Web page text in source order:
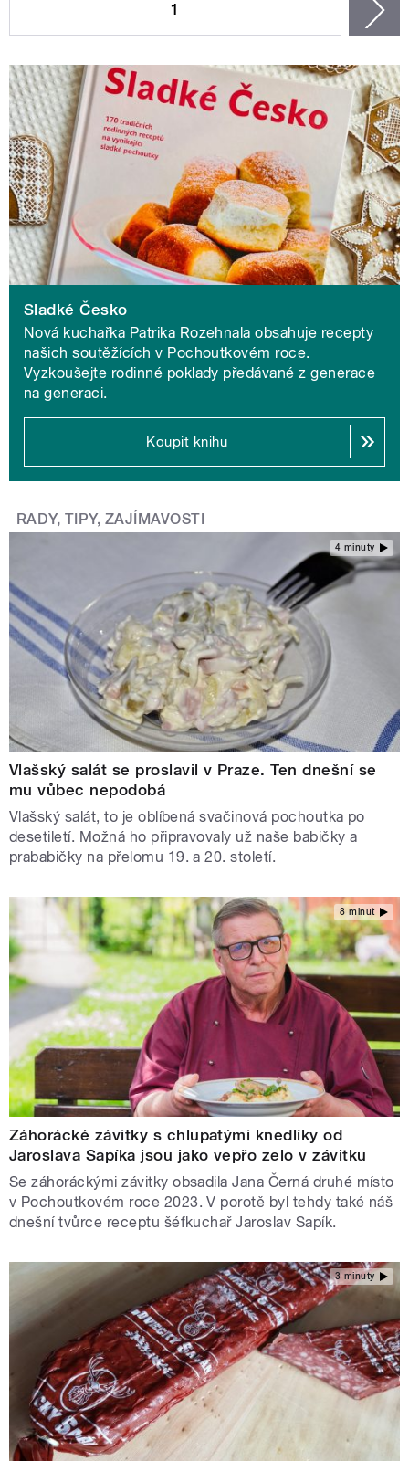
1
Sladké Česko
Nová kuchařka Patrika Rozehnala obsahuje recepty
našich soutěžících v Pochoutkovém roce.
Vyzkoušejte rodinné poklady předávané z generace
na generaci.
Koupit knihu
RADY, TIPY, ZAJÍMAVOSTI
4 minuty
Vlašský salát se proslavil v Praze. Ten dnešní se
mu vůbec nepodobá
Vlašský salát, to je oblíbená svačinová pochoutka po
desetiletí. Možná ho připravovaly už naše babičky a
prababičky na přelomu 19. a 20. století.
8 minut
Záhorácké závitky s chlupatými knedlíky od
Jaroslava Sapíka jsou jako vepřo zelo v závitku
Se záhoráckými závitky obsadila Jana Černá druhé místo
v Pochoutkovém roce 2023. V porotě byl tehdy také náš
dnešní tvůrce receptu šéfkuchař Jaroslav Sapík.
3 minuty